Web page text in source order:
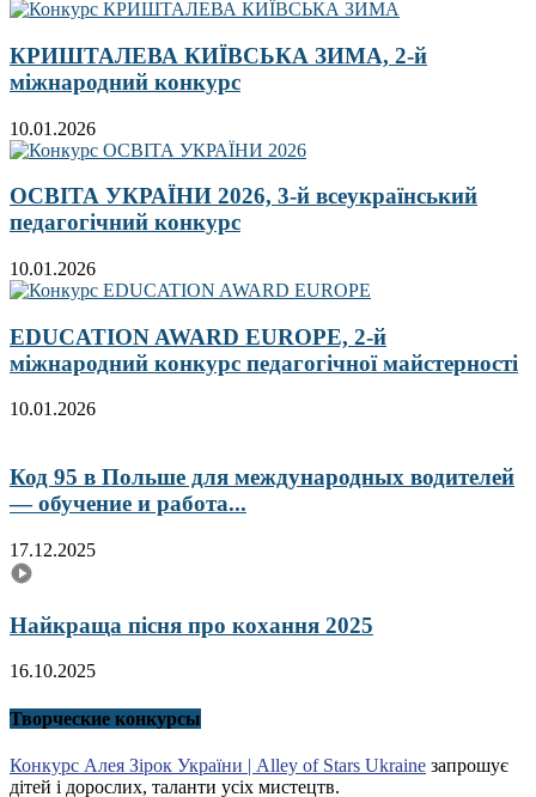
КРИШТАЛЕВА КИЇВСЬКА ЗИМА, 2-й
міжнародний конкурс
10.01.2026
ОСВІТА УКРАЇНИ 2026, 3-й всеукраїнський
педагогічний конкурс
10.01.2026
EDUCATION AWARD EUROPE, 2-й
міжнародний конкурс педагогічної майстерності
10.01.2026
Код 95 в Польше для международных водителей
— обучение и работа...
17.12.2025
Найкраща пісня про кохання 2025
16.10.2025
Творческие конкурсы
Конкурс Алея Зірок України | Alley of Stars Ukraine запрошує
дітей і дорослих, таланти усіх мистецтв.